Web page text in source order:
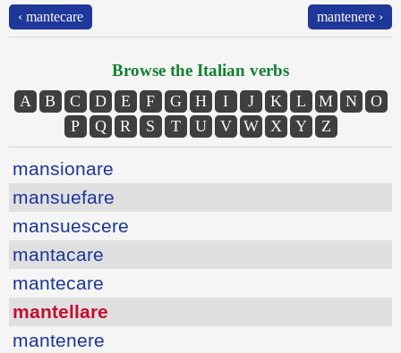
‹ mantecare mantenere ›
Browse the Italian verbs
A B C D E F G H I J K L M N
O
P
Q R S T U V W X Y Z
mansionare
mansuefare
mansuescere
mantacare
mantecare
mantellare
mantenere